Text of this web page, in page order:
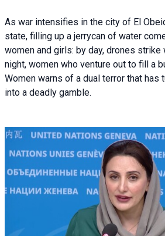
As war intensifies in the city of El
state, filling up a jerrycan of water
women and girls: by day, drones strike
night, women who venture out to fill a
Women warns of a dual terror that has
into a deadly gamble.